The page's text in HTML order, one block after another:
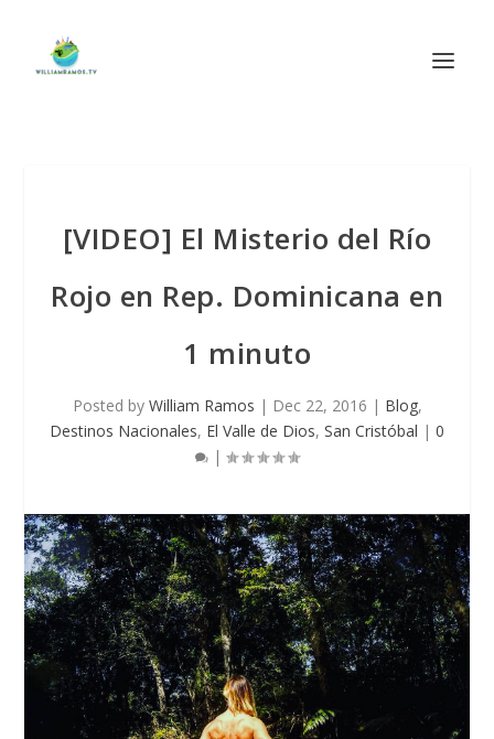
[VIDEO] El Misterio del Río
Rojo en Rep. Dominicana en
1 minuto
Posted by William Ramos | Dec 22, 2016 | Blog,
Destinos Nacionales, El Valle de Dios, San Cristóbal | 0
|